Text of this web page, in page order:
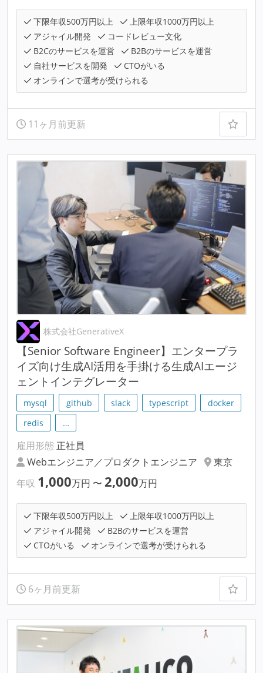
下限年収500万円以上
上限年収1000万円以上
アジャイル開発
コードレビュー文化
B2Cのサービスを運営
B2Bのサービスを運営
自社サービスを開発
CTOがいる
オンラインで選考が受けられる
11ヶ月前更新
株式会社GenerativeX
【Senior Software Engineer】エンタープラ
イズ向け生成AI活用を手掛ける生成AIエージ
ェントインテグレーター
mysql github slack typescript
docker
redis
…
雇用形態 正社員
Webエンジニア／プロダクトエンジニア
東京
年収 1,000万円 〜 2,000万円
下限年収500万円以上
上限年収1000万円以上
アジャイル開発
B2Bのサービスを運営
CTOがいる
オンラインで選考が受けられる
6ヶ月前更新